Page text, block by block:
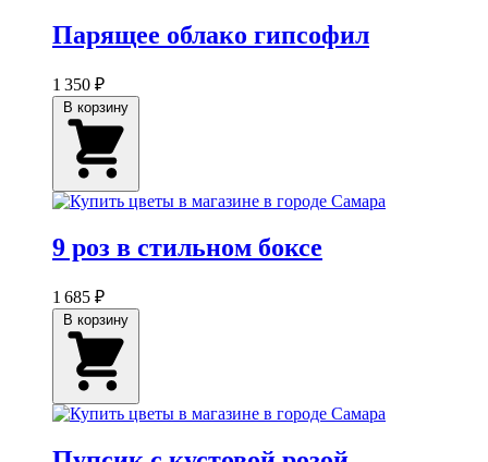
Парящее облако гипсофил
1 350 ₽
9 роз в стильном боксе
1 685 ₽